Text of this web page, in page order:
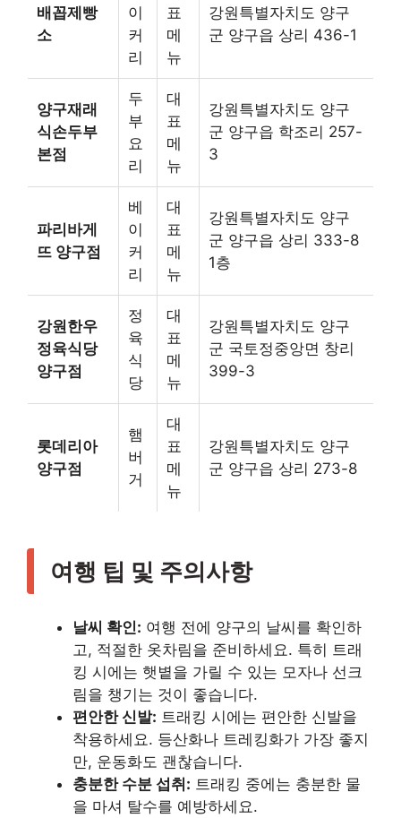
배꼽제빵
소
이
커
리
표
메
뉴
강원특별자치도 양구
군 양구읍 상리 436-1
양구재래
식손두부
본점
두
부
요
리
대
표
메
뉴
강원특별자치도 양구
군 양구읍 학조리 257-
3
파리바게
뜨 양구점
베
이
커
리
대
표
메
뉴
강원특별자치도 양구
군 양구읍 상리 333-8
1층
강원한우
정육식당
양구점
정
육
식
당
대
표
메
뉴
강원특별자치도 양구
군 국토정중앙면 창리
399-3
롯데리아
양구점
햄
버
거
대
표
메
뉴
강원특별자치도 양구
군 양구읍 상리 273-8
여행 팁 및 주의사항
날씨 확인: 여행 전에 양구의 날씨를 확인하
고, 적절한 옷차림을 준비하세요. 특히 트래
킹 시에는 햇볕을 가릴 수 있는 모자나 선크
림을 챙기는 것이 좋습니다.
편안한 신발: 트래킹 시에는 편안한 신발을
착용하세요. 등산화나 트레킹화가 가장 좋지
만, 운동화도 괜찮습니다.
충분한 수분 섭취: 트래킹 중에는 충분한 물
을 마셔 탈수를 예방하세요.